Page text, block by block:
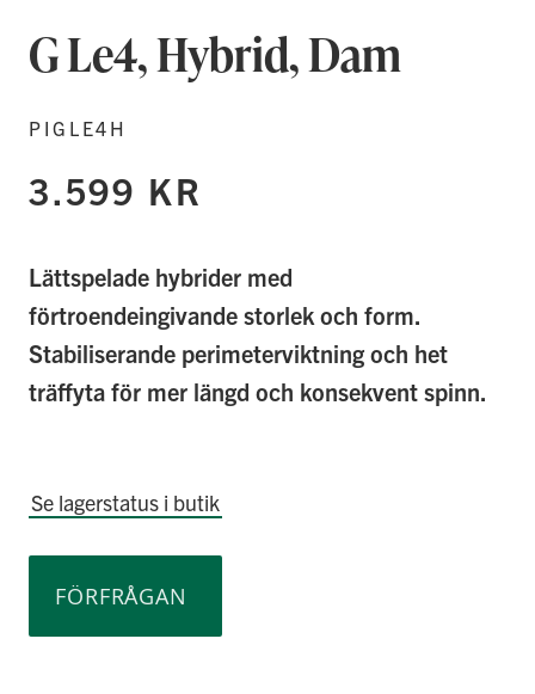
G Le4, Hybrid, Dam
PIGLE4H
3.599 KR
Lättspelade hybrider med
förtroendeingivande storlek och form.
Stabiliserande perimeterviktning och het
träffyta för mer längd och konsekvent spinn.
Se lagerstatus i butik
FÖRFRÅGAN